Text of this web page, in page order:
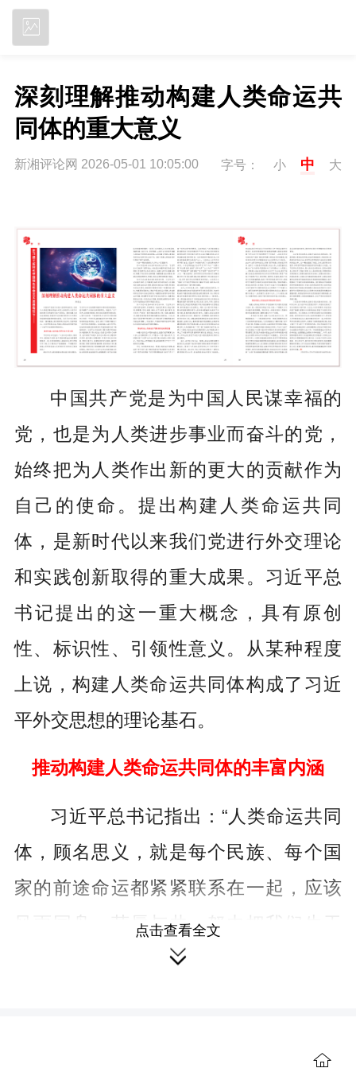
深刻理解推动构建人类命运共
同体的重大意义
新湘评论网 2026-05-01 10:05:00 字号： 小 中 大
中国共产党是为中国人民谋幸福的
党，也是为人类进步事业而奋斗的党，
始终把为人类作出新的更大的贡献作为
自己的使命。提出构建人类命运共同
体，是新时代以来我们党进行外交理论
和实践创新取得的重大成果。习近平总
书记提出的这一重大概念，具有原创
性、标识性、引领性意义。从某种程度
上说，构建人类命运共同体构成了习近
平外交思想的理论基石。
推动构建人类命运共同体的丰富内涵
习近平总书记指出：“人类命运共同
体，顾名思义，就是每个民族、每个国
家的前途命运都紧紧联系在一起，应该
风雨同舟，荣辱与共，努力把我们生于
斯、长于斯的这个星球建成一个和睦的
点击查看全文
